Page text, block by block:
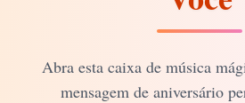
Abra esta caixa de música
mensagem de aniversário